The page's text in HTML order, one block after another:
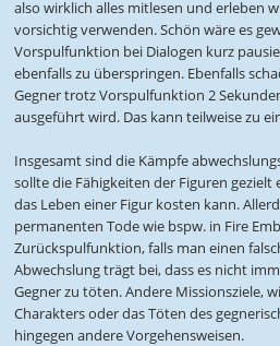
also wirklich alles mitlesen und erleben
vorsichtig verwenden. Schön wäre es
Vorspulfunktion bei Dialogen kurz
ebenfalls zu überspringen. Ebenfalls
Gegner trotz Vorspulfunktion 2
ausgeführt wird. Das kann teilweise zu
Insgesamt sind die Kämpfe
sollte die Fähigkeiten der Figuren gezielt
das Leben einer Figur kosten kann.
permanenten Tode wie bspw. in Fire
Zurückspulfunktion, falls man einen
Abwechslung trägt bei, dass es nicht
Gegner zu töten. Andere Missionsziele,
Charakters oder das Töten des
hingegen andere Vorgehensweisen.